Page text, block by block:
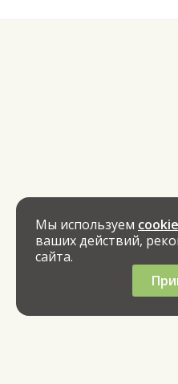
Мы используем
ваших действий,
сайта.